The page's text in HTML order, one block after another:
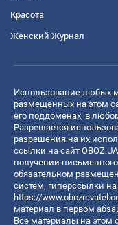
Красота
Женский Журнал
Использование любых
размещенных на этом
его поддоменах, в
Разрешается
разрешения на их
ссылки на сайт
получении
обязательном
систем, гиперссылки
https://
материал в первом
Все материалы на этом